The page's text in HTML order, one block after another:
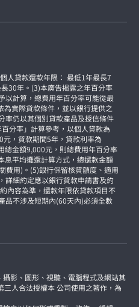
人貸款還款年限： 最低1年最長7
30年。(3)本廣告揭露之年百分率
以計算，總費用年百分率可能從最
實際貸款條件，並以銀行提供之
率仍以其個別貸款產品及授信條件
分率」計算參考，以個人貸款為
，貸款期間5年，貸款利率為
總金額9,000元，則總費用年百分率
息平均攤還計算方式，總還款金額
費用)。(5)銀行保留核貸額度、適用
詳細約定應以銀行貸款申請書及約
內容為準，還款年限依貸款項目不
品不涉及短期內(60天內)必須全數
影、圖形、視聽、電腦程式及網站其
人合法授權本 公司使用之著作，為